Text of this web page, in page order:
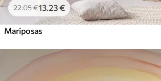
22.05€13 .23€
Mariposas